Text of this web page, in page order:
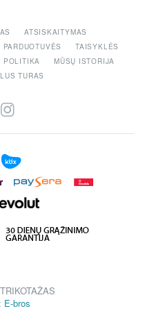
ATSISKAITYMAS
PARDUOTUVĖS
TAISYKLĖS
POLITIKA
MŪSŲ ISTORIJA
TURAS
E-bros